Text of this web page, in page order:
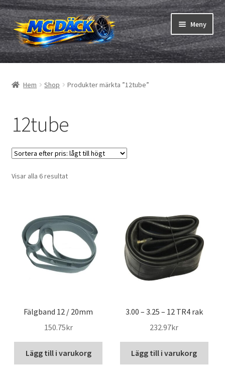
Hoppa
till
navigering
Hoppa
till
innehåll
Meny
Däck
Slangar & fälgband
Beställning
Om oss
Hem Shop Produkter märkta ”12tube”
12tube
Visar alla 6 resultatSorterade
till
högt
Fälgband 12 / 20mm
150.75kr
Lägg till i varukorg
3.00 – 3.25 – 12 TR4 rak
232.97kr
Lägg till i varukorg